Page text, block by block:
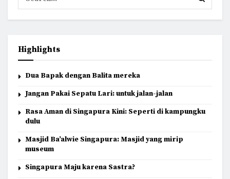
Highlights
Dua Bapak dengan Balita mereka
Jangan Pakai Sepatu Lari: untuk jalan-jalan
Rasa Aman di Singapura Kini: Seperti di kampungku
dulu
Masjid Ba’alwie Singapura: Masjid yang mirip
museum
Singapura Maju karena Sastra?